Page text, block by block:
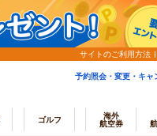
サイトのご利用方法
予約照会・変更・キャ
ゴルフ
海外
航空券